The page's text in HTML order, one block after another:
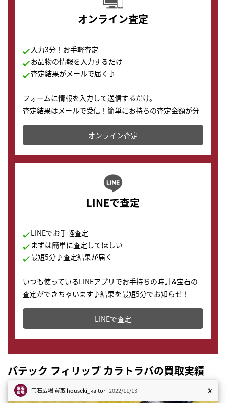
オンライン査定
入力3分！お手軽査定
お品物の情報を入力するだけ
査定結果がメールで届く♪
フォームに情報を入力して送信するだけ。
査定結果はメールで受信！簡単にお持ちの査定金額が分
かります。
オンライン査定
LINEで査定
LINEでお手軽査定
まずは簡単に査定してほしい
最短5分♪査定結果が届く
いつも使っているLINEアプリでお手持ちの時計&宝石の
査定ができちゃいます♪結果を最短5分でお知らせ！
どこからでもすぐに査定金額を知ることが出来ます。
LINEで査定
パテック フィリップ カラトラバの買取実績
宝石広場 買取houseki_kaitori 2022/11/13